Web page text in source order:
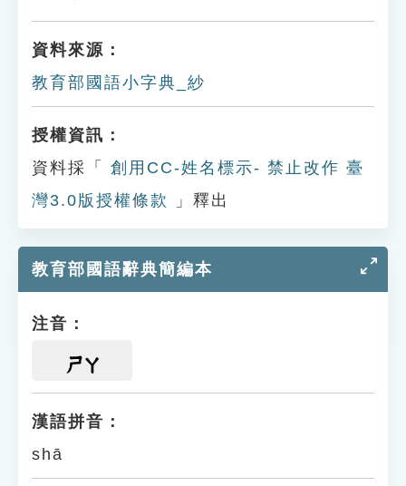
資料來源：
教育部國語小字典_紗
授權資訊：
資料採「
創用CC-姓名標示- 禁止改作 臺
灣3.0版授權條款
」釋出
教育部國語辭典簡編本
注音：
ㄕㄚ
漢語拼音：
shā